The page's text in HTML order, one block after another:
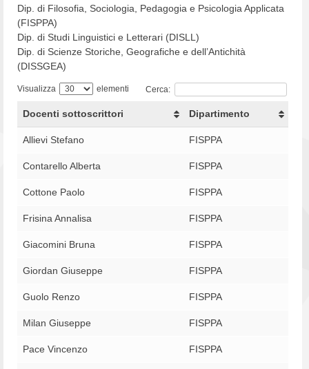
Dip. di Filosofia, Sociologia, Pedagogia e Psicologia Applicata
(FISPPA)
Dip. di Studi Linguistici e Letterari (DISLL)
Dip. di Scienze Storiche, Geografiche e dell’Antichità
(DISSGEA)
Visualizza elementi Cerca:
Docenti sottoscrittori Dipartimento
Allievi Stefano FISPPA
Contarello Alberta FISPPA
Cottone Paolo FISPPA
Frisina Annalisa FISPPA
Giacomini Bruna FISPPA
Giordan Giuseppe FISPPA
Guolo Renzo FISPPA
Milan Giuseppe FISPPA
Pace Vincenzo FISPPA